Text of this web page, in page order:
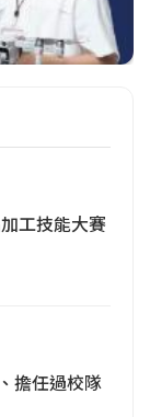
工技能大賽
擔任過校隊